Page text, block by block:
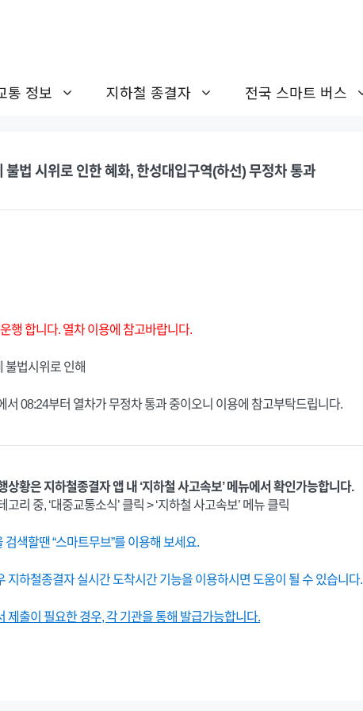
통 정보 지하철 종결자 전국 스마트 버스
불법 시위로 인한 혜화, 한성대입구역(하선) 무정차 통과
행 합니다. 열차 이용에 참고바랍니다.
불법시위로 인해
서 08:24부터 열차가 무정차 통과 중이오니 이용에 참고부탁드립니다.
황은 지하철종결자 앱 내 ‘지하철 사고속보’ 메뉴에서 확인가능합니다.
리 중, ‘대중교통소식’ 클릭 > ‘지하철 사고속보’ 메뉴 클릭
색할땐 “스마트무브”를 이용해 보세요.
지하철종결자 실시간 도착시간 기능을 이용하시면 도움이 될 수 있습니다.
제출이 필요한 경우, 각 기관을 통해 발급가능합니다.